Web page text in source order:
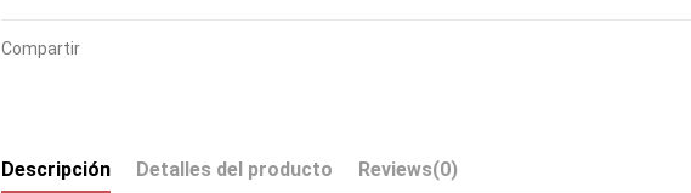
Compartir
Descripción Detalles del producto Reviews(0)